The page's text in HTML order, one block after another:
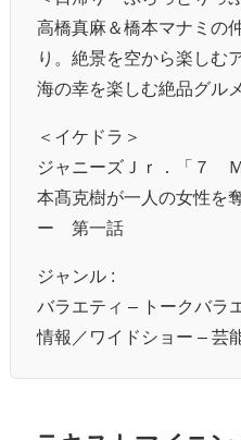
高橋真麻＆橋本マナミの
り。絶景を空から楽しむ
海の幸を楽しむ絶品グル
＜イケドラ＞
ジャニーズＪｒ．「７
本髙克樹が一人の女性を
ー 第一話
ジャンル :
バラエティ – トークバラ
情報／ワイドショー – 芸